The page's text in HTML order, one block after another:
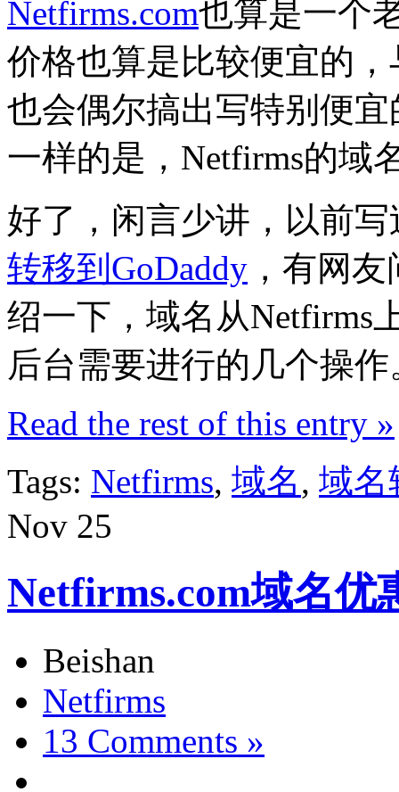
Netfirms.com也算是一个
价格也算是比较便宜的，
也会偶尔搞出写特别便宜
一样的是，Netfirms的域
好了，闲言少讲，以前
转移到GoDaddy ，有网
绍一下，域名从Netfirms
后台需要进行的几个操作
Read the rest of this entry »
Tags: Netfirms, 域名, 域名
Nov 25
Netfirms.com域名优
Beishan
Netfirms
13 Comments »